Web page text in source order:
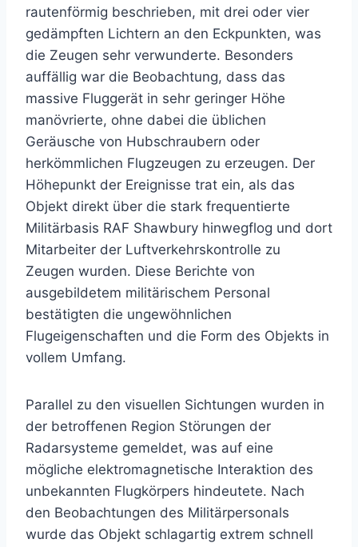
rautenförmig beschrieben, mit drei oder vier
gedämpften Lichtern an den Eckpunkten, was
die Zeugen sehr verwunderte. Besonders
auffällig war die Beobachtung, dass das
massive Fluggerät in sehr geringer Höhe
manövrierte, ohne dabei die üblichen
Geräusche von Hubschraubern oder
herkömmlichen Flugzeugen zu erzeugen. Der
Höhepunkt der Ereignisse trat ein, als das
Objekt direkt über die stark frequentierte
Militärbasis RAF Shawbury hinwegflog und dort
Mitarbeiter der Luftverkehrskontrolle zu
Zeugen wurden. Diese Berichte von
ausgebildetem militärischem Personal
bestätigten die ungewöhnlichen
Flugeigenschaften und die Form des Objekts in
vollem Umfang.
Parallel zu den visuellen Sichtungen wurden in
der betroffenen Region Störungen der
Radarsysteme gemeldet, was auf eine
mögliche elektromagnetische Interaktion des
unbekannten Flugkörpers hindeutete. Nach
den Beobachtungen des Militärpersonals
wurde das Objekt schlagartig extrem schnell